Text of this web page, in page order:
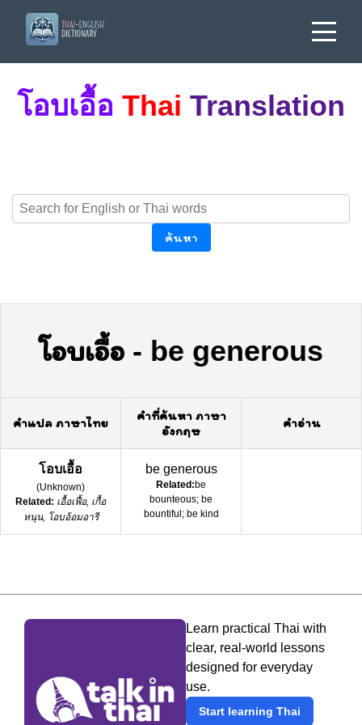
โอบเอื้อ Thai Translation
ค้นหา
โอบเอื้อ - be generous
คำแปล ภาษาไทย
คำที่ค้นหา ภาษา
อังกฤษ
คำอ่าน
โอบเอื้อ
(Unknown)
Related: เอื้อเฟื้อ, เกื้อ
หนุน, โอบอ้อมอารี
be generous
Related:be
bounteous; be
bountiful; be kind
Learn practical Thai with
clear, real-world lessons
designed for everyday
use.
Start learning Thai